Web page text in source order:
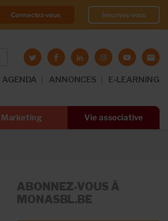
Connectez-vous Inscrivez-vous
AGENDA ANNONCES E-LEARNING
Marketing Vie associative
ABONNEZ-VOUS À
MONASBL.BE